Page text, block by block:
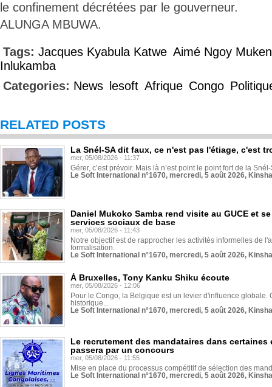
le confinement décrétées par le gouverneur.
ALUNGA MBUWA.
Tags: Jacques Kyabula Katwe Aimé Ngoy
Inlukamba
Categories: News lesoft Afrique Congo
RELATED POSTS
La Snél-SA dit faux, ce n'est pas l'étiage, c'est
mer, 05/08/2026 - 11:37
Gérer, c’est prévoir. Mais là n’est point le point fort de la
Le Soft International n°1670, mercredi, 5 août 2026,
Daniel Mukoko Samba rend visite au GUCE et
services sociaux de base
mer, 05/08/2026 - 11:43
Notre objectif est de rapprocher les activités informelles de
formalisation.
Le Soft International n°1670, mercredi, 5 août 2026,
À Bruxelles, Tony Kanku Shiku écoute
mer, 05/08/2026 - 12:06
Pour le Congo, la Belgique est un levier d'influence globale.
historique...
Le Soft International n°1670, mercredi, 5 août 2026,
Le recrutement des mandataires dans
passera par un concours
mer, 05/08/2026 - 11:55
Mise en place du processus compétitif de sélection des
Le Soft International n°1670, mercredi, 5 août 2026,